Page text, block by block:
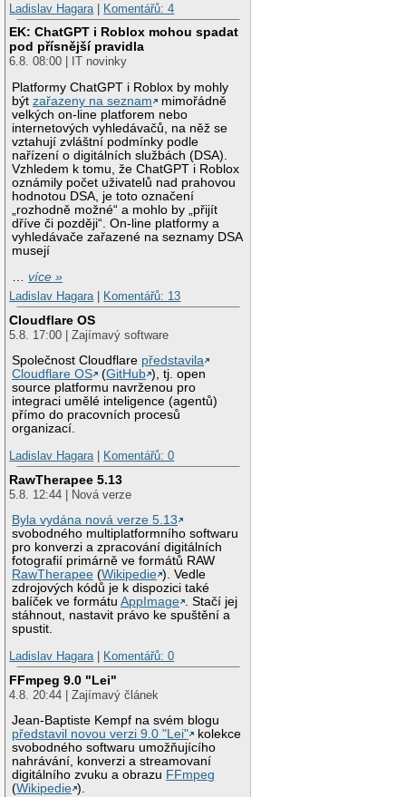
Ladislav Hagara | Komentářů: 4
EK: ChatGPT i Roblox mohou spadat
pod přísnější pravidla
6.8. 08:00 | IT novinky
Platformy ChatGPT i Roblox by mohly
býtzařazeny na seznam
mimořádně
velkých on-line platforem nebo
internetových vyhledávačů, na něž se
vztahují zvláštní podmínky podle
nařízení o digitálních službách (DSA).
Vzhledem k tomu, že ChatGPT i Roblox
oznámily počet uživatelů nad prahovou
hodnotou DSA, je toto označení
„rozhodně možné“ a mohlo by „přijít
dříve či později“. On-line platformy a
vyhledávače zařazené na seznamy DSA
musejí
…více »
Ladislav Hagara| Komentářů: 13
Cloudflare OS
5.8. 17:00 | Zajímavý software
Společnost Cloudflare představila
Cloudflare OS
(GitHub ), tj. open
source platformu navrženou pro
integraci umělé inteligence (agentů)
přímo do pracovních procesů
organizací.
Ladislav Hagara| Komentářů: 0
RawTherapee 5.13
5.8. 12:44 | Nová verze
Byla vydána nová verze 5.13
svobodného multiplatformního softwaru
pro konverzi a zpracování digitálních
fotografií primárně ve formátů RAW
RawTherapee (Wikipedie ). Vedle
zdrojových kódů je k dispozici také
balíček ve formátuAppImage . Stačí jej
stáhnout, nastavit právo ke spuštění a
spustit.
Ladislav Hagara| Komentářů: 0
FFmpeg 9.0 "Lei"
4.8. 20:44 | Zajímavý článek
Jean-Baptiste Kempf na svém blogu
představil novou verzi 9.0 "Lei"
kolekce
svobodného softwaru umožňujícího
nahrávání, konverzi a streamovaní
digitálního zvuku a obrazu FFmpeg
(Wikipedie ).